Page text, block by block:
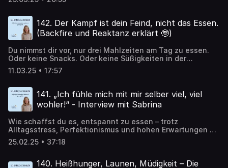
stoppen, emotionales Essen auflösen und die Kontrolle
Gedanken: Aufhören zu essen, wenn es genug ist.“ Die
Wörter Fressattacken, Heißhungerattacken, Essanfälle
kommen nicht mehr vor. Warum das so ist, erfährst du in
142. Der Kampf ist dein Feind, nicht das Essen.
(Backfire und Reaktanz erklärt 🤓)
Du nimmst dir vor, nur drei Mahlzeiten am Tag zu essen.
Oder keine Snacks. Oder keine Süßigkeiten in der
Fastenzeit. Oder nach 18 Uhr nichts mehr zu essen. Oder
weniger Kohlenhydrate. Oder mehr Gemüse. Oder… Doch
Weile, meist nach wenigen Tagen oder Wochen, brichst du
sie. Und isst mehr als vorher. Und fragst dich: Warum
schaffe ich es nicht, meine Vorsätze einzuhalten? Bin ich
Problem liegt nicht bei dir oder deiner vermeintlich
mangelnden Disziplin. Das Problem liegt tiefer – in den
Glaubenssätzen und Überzeugungen über dich selbst, die
warum deine negativen Glaubenssätze zu einem
11.03.25 • 17:57
141. „Ich fühle mich mit mir selber viel, viel
wohler!“ - Interview mit Sabrina
Wie schaffst du es, entspannt zu essen – trotz
Alltagsstress, Perfektionismus und hohen Erwartungen an
dich selbst? Gerade als Frau kommt dir das vielleicht
bekannt vor: Essen ist nicht etwas Einfaches und
Perfektionismus überlagert. Mein heutiger Gast, Sabrina,
25.02.25 • 37:18
140. Heißhunger, Launen, Müdigkeit – Die